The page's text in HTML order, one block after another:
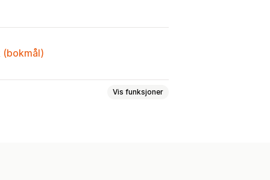
(bokmål)
Vis funksjoner